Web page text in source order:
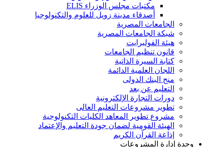
مكتبات مجلس الوزراء ELIS
أصدقاء مدينة زويل للعلوم والتكنولوجيا
الجامعات المصرية
شبكة الجامعات المصرية
هيئة الفولبرايت
قانون تنظيم الجامعات
كتابة السيرة الذاتية
اللجان العلمية الدائمة
منح البنك الدولى
التعليم عن بعد
دورات التجارة الإلكترونية
تطوير مشروعات التعليم العالى
مشروع تطوير المعاهد الكليات التكنولوجية
الهيئة القومية لضمان جودة التعليم والإعتماد
إذاعة القرآن الكريم
وحدة إدارة المشروعات